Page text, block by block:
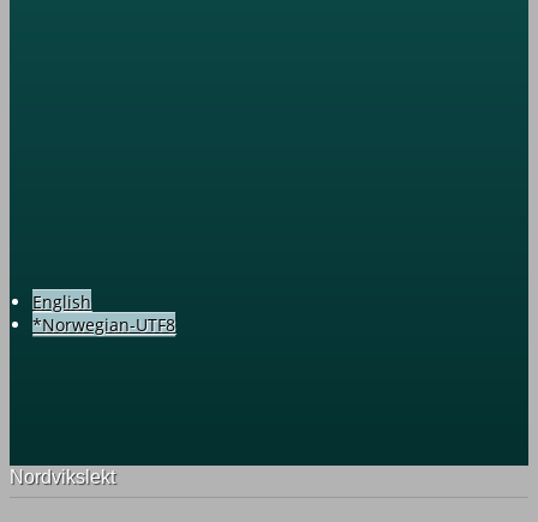
English
*Norwegian-UTF8
Nordvikslekt